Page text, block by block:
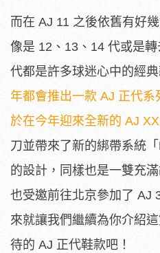
而在 AJ 11 之後依舊有好
像是 12、13、14 代或是
代都是許多球迷心中的經
年都會推出一款 AJ 正代
於在今年迎來全新的 AJ
刀並帶來了新的綁帶系統
的設計，同樣也是一雙充
也受邀前往北京參加了 AJ
來就讓我們繼續為你介紹
待的 AJ 正代鞋款吧！